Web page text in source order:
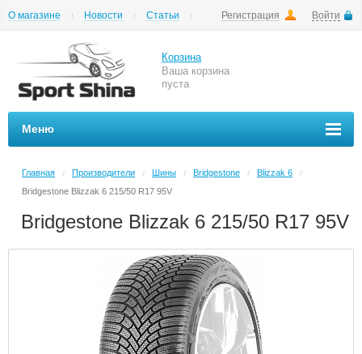
Регистрация Войти
О магазине Новости
Статьи
Корзина
Ваша корзина
пуста
Меню
Главная / Производители / Шины / Bridgestone / Blizzak 6
/
Bridgestone Blizzak 6 215/50 R17 95V
Bridgestone Blizzak 6 215/50 R17 95V